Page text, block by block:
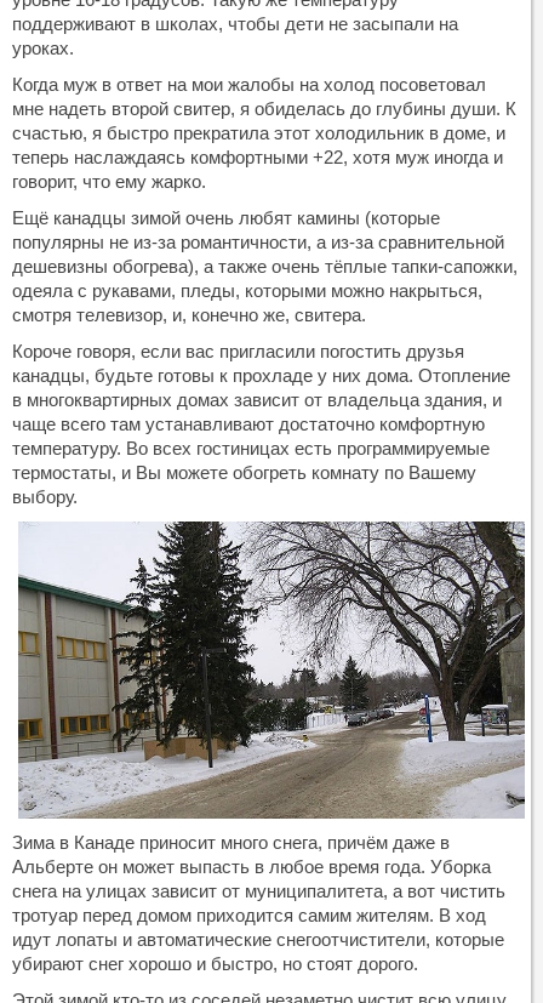
поддерживают в школах, чтобы дети не засыпали на
уроках.
Когда муж в ответ на мои жалобы на холод посоветовал
мне надеть второй свитер, я обиделась до глубины души. К
счастью, я быстро прекратила этот холодильник в доме, и
теперь наслаждаясь комфортными +22, хотя муж иногда и
говорит, что ему жарко.
Ещё канадцы зимой очень любят камины (которые
популярны не из-за романтичности, а из-за сравнительной
дешевизны обогрева), а также очень тёплые тапки-сапожки,
одеяла с рукавами, пледы, которыми можно накрыться,
смотря телевизор, и, конечно же, свитера.
Короче говоря, если вас пригласили погостить друзья
канадцы, будьте готовы к прохладе у них дома. Отопление
в многоквартирных домах зависит от владельца здания, и
чаще всего там устанавливают достаточно комфортную
температуру. Во всех гостиницах есть программируемые
термостаты, и Вы можете обогреть комнату по Вашему
выбору.
Зима в Канаде приносит много снега, причём даже в
Альберте он может выпасть в любое время года. Уборка
снега на улицах зависит от муниципалитета, а вот чистить
тротуар перед домом приходится самим жителям. В ход
идут лопаты и автоматические снегоотчистители, которые
убирают снег хорошо и быстро, но стоят дорого.